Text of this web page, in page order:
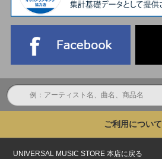
ご利用について
UNIVERSAL MUSIC STORE 本店に戻る